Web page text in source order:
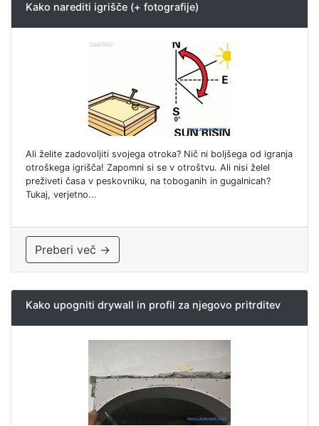
Kako narediti igrišče (+ fotografije)
Ali želite zadovoljiti svojega otroka? Nič ni boljšega od igranja
otroškega igrišča! Zapomni si se v otroštvu. Ali nisi želel
preživeti časa v peskovniku, na toboganih in gugalnicah?
Tukaj, verjetno...
Preberi več →
Kako upogniti drywall in profil za njegovo pritrditev